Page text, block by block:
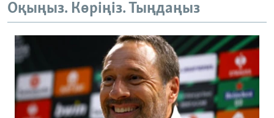
Оқыңыз. Көріңіз. Тыңдаңыз